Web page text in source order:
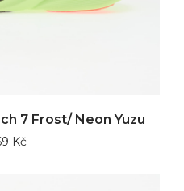
7 Frost/ Neon Yuzu
Kč